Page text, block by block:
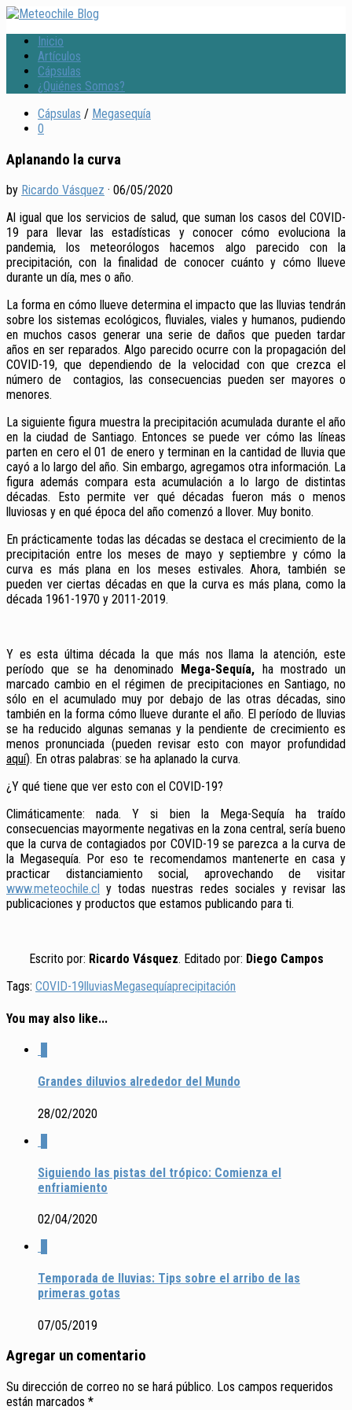
Inicio
Artículos
Cápsulas
¿Quiénes Somos?
Cápsulas / Megasequía
0
Aplanando la curva
by Ricardo Vásquez · 06/05/2020
Al igual que los servicios de salud, que suman los casos del COVID-
19 para llevar las estadísticas y conocer cómo evoluciona la
pandemia, los meteorólogos hacemos algo parecido con la
precipitación, con la finalidad de conocer cuánto y cómo llueve
durante un día, mes o año.
La forma en cómo llueve determina el impacto que las lluvias tendrán
sobre los sistemas ecológicos, fluviales, viales y humanos, pudiendo
en muchos casos generar una serie de daños que pueden tardar
años en ser reparados. Algo parecido ocurre con la propagación del
COVID-19, que dependiendo de la velocidad con que crezca el
número de contagios, las consecuencias pueden ser mayores o
menores.
La siguiente figura muestra la precipitación acumulada durante el año
en la ciudad de Santiago. Entonces se puede ver cómo las líneas
parten en cero el 01 de enero y terminan en la cantidad de lluvia que
cayó a lo largo del año. Sin embargo, agregamos otra información. La
figura además compara esta acumulación a lo largo de distintas
décadas. Esto permite ver qué décadas fueron más o menos
lluviosas y en qué época del año comenzó a llover. Muy bonito.
En prácticamente todas las décadas se destaca el crecimiento de la
precipitación entre los meses de mayo y septiembre y cómo la
curva es más plana en los meses estivales. Ahora, también se
pueden ver ciertas décadas en que la curva es más plana, como la
década 1961-1970 y 2011-2019.
Y es esta última década la que más nos llama la atención, este
período que se ha denominado
Mega-Sequía, ha mostrado un
marcado cambio en el régimen de precipitaciones en Santiago, no
sólo en el acumulado muy por debajo de las otras décadas, sino
también en la forma cómo llueve durante el año. El período de lluvias
se ha reducido algunas semanas y la pendiente de crecimiento es
menos pronunciada (pueden revisar esto con mayor profundidad
aquí). En otras palabras: se ha aplanado la curva.
¿Y qué tiene que ver esto con el COVID-19?
Climáticamente: nada. Y si bien la Mega-Sequía ha traído
consecuencias mayormente negativas en la zona central, sería bueno
que la curva de contagiados por COVID-19 se parezca a la curva de
la Megasequía. Por eso te recomendamos mantenerte en casa y
practicar distanciamiento social, aprovechando de visitar
www.meteochile.cl
y todas nuestras redes sociales y revisar las
publicaciones y productos que estamos publicando para ti.
Escrito por: Ricardo Vásquez. Editado por: Diego Campos
Tags: COVID-19 lluvias Megasequíaprecipitación
You may also like...
Grandes diluvios alrededor del Mundo
28/02/2020
Siguiendo las pistas del trópico: Comienza el
enfriamiento
02/04/2020
Temporada de lluvias: Tips sobre el arribo de las
primeras gotas
07/05/2019
Agregar un comentario
Su dirección de correo no se hará público. Los campos requeridos
están marcados *